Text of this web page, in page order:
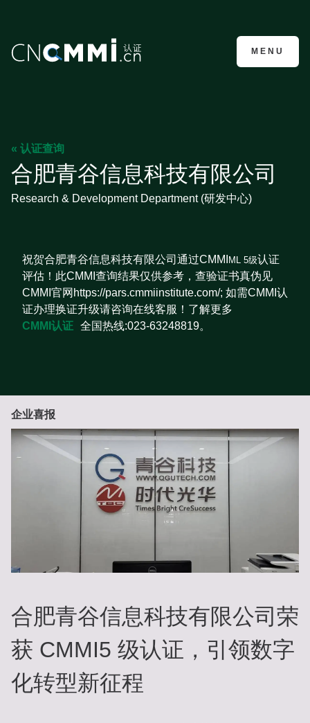
CMMI认证咨询
MENU
« 认证查询
合肥青谷信息科技有限公司
Research & Development Department (研发中心)
祝贺合肥青谷信息科技有限公司通过CMMI ML 5级认证
评估！此CMMI查询结果仅供参考，查验证书真伪见
CMMI官网https://pars.cmmiinstitute.com/; 如需CMMI认
证办理换证升级请咨询在线客服！了解更多
CMMI认证 全国热线:023-63248819。
企业喜报
合肥青谷信息科技有限公司荣
获 CMMI5 级认证，引领数字
化转型新征程